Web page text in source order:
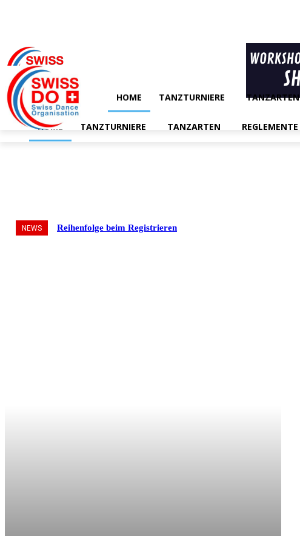
HOME TANZTURNIERE TANZARTEN REGLEMENTE
HOME TANZTURNIERE TANZARTEN
NEWS Reihenfolge beim Registrieren